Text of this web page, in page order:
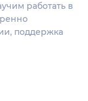
работать в
поддержка